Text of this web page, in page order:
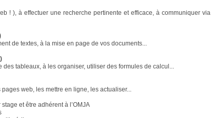
! ), à effectuer une recherche pertinente et efficace, à communiquer via
de textes, à la mise en page de vos documents...
des tableaux, à les organiser, utiliser des formules de calcul...
web, les mettre en ligne, les actualiser...
et être adhérent à l’OMJA